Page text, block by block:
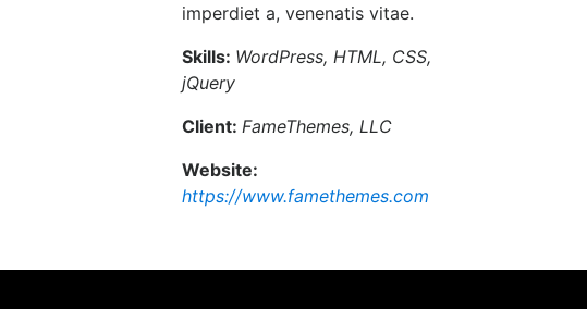
imperdiet a, venenatis vitae.
Skills: WordPress, HTML, CSS,
jQuery
Client: FameThemes, LLC
Website:
https://www.famethemes.com